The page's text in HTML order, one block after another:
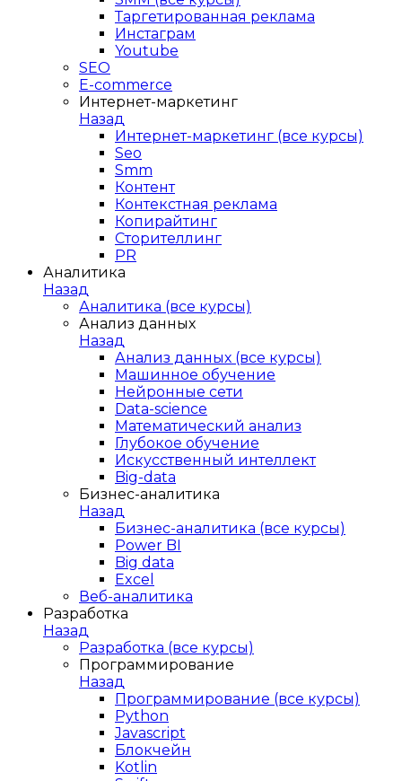
Таргетированная реклама
Инстаграм
Youtube
SEO
E-сommerce
Интернет-маркетинг
Назад
Интернет-маркетинг (все курсы)
Seo
Smm
Контент
Контекстная реклама
Копирайтинг
Сторителлинг
PR
Аналитика
Назад
Аналитика (все курсы)
Анализ данных
Назад
Анализ данных (все курсы)
Машинное обучение
Нейронные сети
Data-science
Математический анализ
Глубокое обучение
Искусственный интеллект
Big-data
Бизнес-аналитика
Назад
Бизнес-аналитика (все курсы)
Power BI
Big data
Excel
Веб-аналитика
Разработка
Назад
Разработка (все курсы)
Программирование
Назад
Программирование (все курсы)
Python
Javascript
Блокчейн
Kotlin